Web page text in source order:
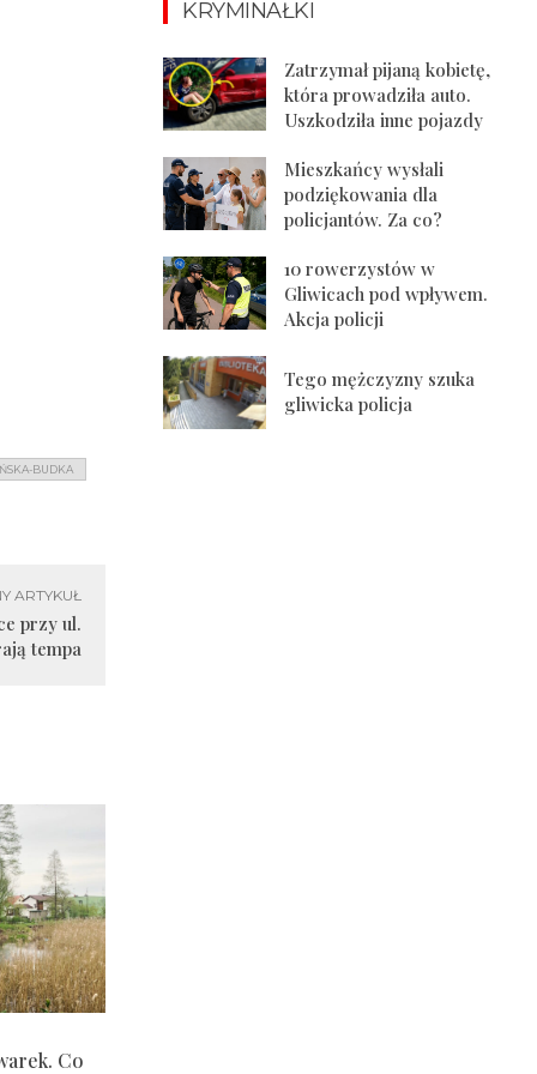
BUDKA
ARTYKUŁ
przy ul.
tempa
Co
KRYMINAŁKI
Zatrzymał pijaną kobietę,
która prowadziła auto.
Uszkodziła inne pojazdy
Mieszkańcy wysłali
podziękowania dla
policjantów. Za co?
10 rowerzystów w
Gliwicach pod wpływem.
Akcja policji
Tego mężczyzny szuka
gliwicka policja